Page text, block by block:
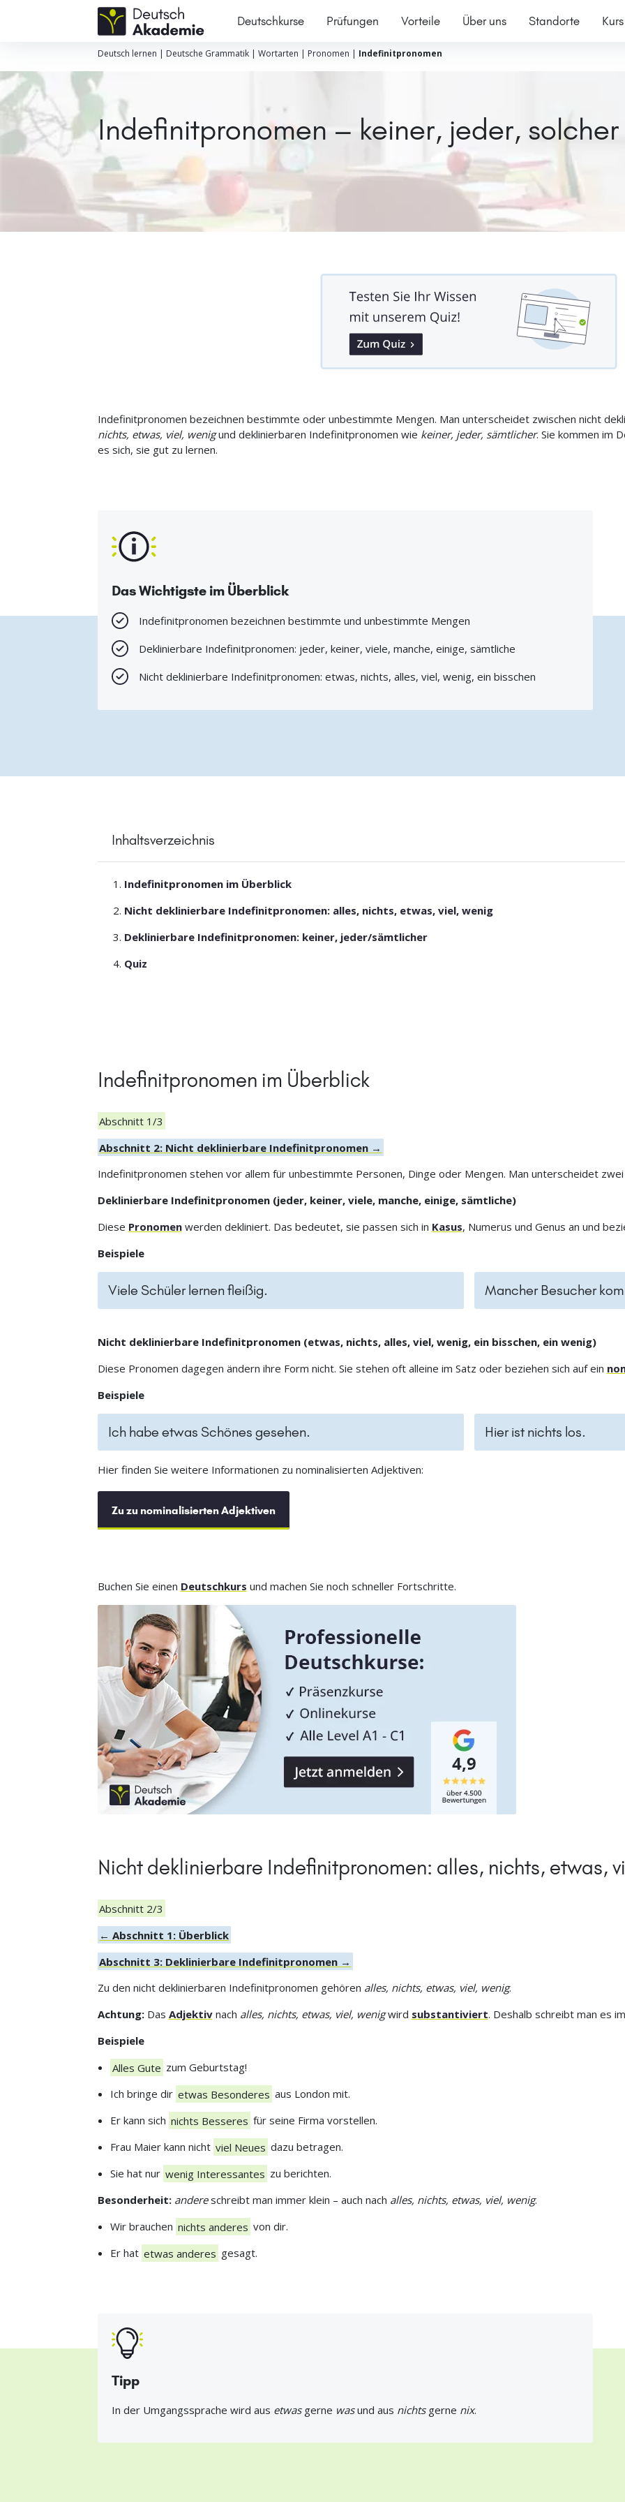
Deutschkurse Prüfungen Vorteile Über uns Standorte
Deutsch lernen | Deutsche Grammatik| Wortarten | Pronomen | Indefinitpronomen
Indefinitpronomen – keiner, jeder, solcher
Indefinitpronomen bezeichnen bestimmte oder unbestimmte Mengen. Man unterscheidet zwischen nicht
nichts, etwas, viel, wenigund deklinierbaren Indefinitpronomen wie keiner, jeder, sämtlicher. Sie kommen im
es sich, sie gut zu lernen.
Das Wichtigste im Überblick
Indefinitpronomen bezeichnen bestimmte und unbestimmte Mengen
Deklinierbare Indefinitpronomen: jeder, keiner, viele, manche, einige, sämtliche
Nicht deklinierbare Indefinitpronomen: etwas, nichts, alles, viel, wenig, ein bisschen
Inhaltsverzeichnis
Indefinitpronomen im Überblick
Nicht deklinierbare Indefinitpronomen: alles, nichts, etwas, viel, wenig
Deklinierbare Indefinitpronomen: keiner, jeder/sämtlicher
Quiz
Indefinitpronomen im Überblick
Abschnitt 1/3
Abschnitt 2: Nicht deklinierbare Indefinitpronomen →
Indefinitpronomen stehen vor allem für unbestimmte Personen, Dinge oder Mengen. Man unterscheidet zwei
Deklinierbare Indefinitpronomen (jeder, keiner, viele, manche, einige, sämtliche)
Diese Pronomenwerden dekliniert. Das bedeutet, sie passen sich in Kasus, Numerus und Genus an und
Beispiele
Viele Schüler lernen fleißig. Mancher Besucher
Nicht deklinierbare Indefinitpronomen (etwas, nichts, alles, viel, wenig, ein bisschen, ein wenig)
Diese Pronomen dagegen ändern ihre Form nicht. Sie stehen oft alleine im Satz oder beziehen sich auf ein
Beispiele
Ich habe etwas Schönes gesehen. Hier ist nichts los.
Hier finden Sie weitere Informationen zu nominalisierten Adjektiven:
Zu zu nominalisierten Adjektiven
Buchen Sie einen Deutschkurs und machen Sie noch schneller Fortschritte.
Nicht deklinierbare Indefinitpronomen: alles, nichts, etwas,
Abschnitt 2/3
← Abschnitt 1: Überblick
Abschnitt 3: Deklinierbare Indefinitpronomen →
Zu den nicht deklinierbaren Indefinitpronomen gehören alles, nichts, etwas, viel, wenig.
Achtung:Das Adjektivnach alles, nichts, etwas, viel, wenigwird substantiviert. Deshalb schreibt man es
Beispiele
Alles Gute zum Geburtstag!
Ich bringe dir etwas Besonderes aus London mit.
Er kann sich nichts Besseres für seine Firma vorstellen.
Frau Maier kann nicht viel Neues dazu betragen.
Sie hat nur wenig Interessantes zu berichten.
Besonderheit: andereschreibt man immer klein – auch nach alles, nichts, etwas, viel, wenig.
Wir brauchen nichts anderes von dir.
Er hat etwas anderes gesagt.
Tipp
In der Umgangssprache wird aus etwasgerne wasund aus nichtsgerne nix.